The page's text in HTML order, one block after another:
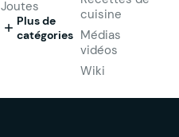
Joutes
Plus de
catégories
cuisine
Médias
vidéos
Wiki